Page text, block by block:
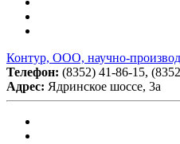
Контур, ООО, научно-
Телефон: (8352) 41-86-15,
Адрес: Ядринское шоссе, 3а